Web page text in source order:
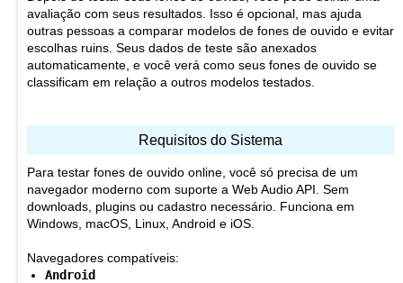
avaliação com seus resultados. Isso é opcional, mas ajuda
outras pessoas a comparar modelos de fones de ouvido e evitar
escolhas ruins. Seus dados de teste são anexados
automaticamente, e você verá como seus fones de ouvido se
classificam em relação a outros modelos testados.
Requisitos do Sistema
Para testar fones de ouvido online, você só precisa de um
navegador moderno com suporte a Web Audio API. Sem
downloads, plugins ou cadastro necessário. Funciona em
Windows, macOS, Linux, Android e iOS.
Navegadores compatíveis:
Android